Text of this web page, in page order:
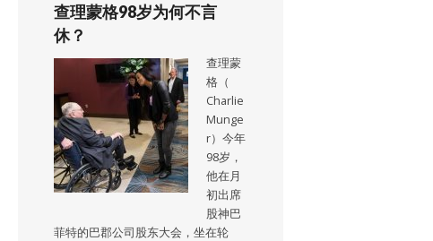
查理蒙格98岁为何不言
休？
查理蒙
格（
Charlie
Munge
r）今年
98岁，
他在月
初出席
股神巴
菲特的巴郡公司股东大会，坐在轮